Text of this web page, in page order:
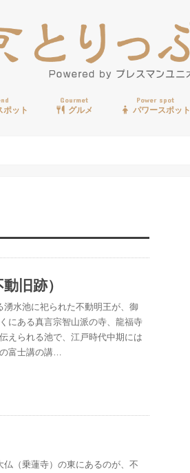
ポット
Gourmet
グルメ
Power spot
パワースポット
旧跡）
水池に祀られた不動明王が、御
にある真言宗智山派の寺、龍福寺
えられる池で、江戸時代中期には
富士講の講…
（乗蓮寺）の東にあるのが、不